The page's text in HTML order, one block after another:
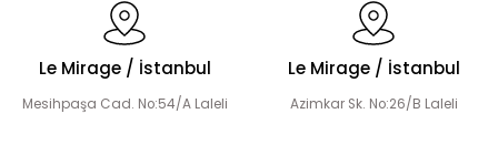
Le Mirage / İstanbul
Mesihpaşa Cad. No:54/A Laleli
Le Mirage / İstanbul
Azimkar Sk. No:26/B Laleli